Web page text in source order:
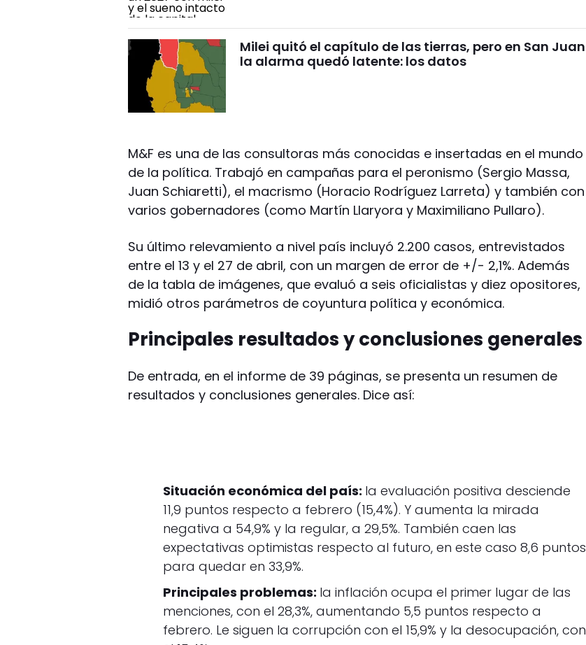
Milei quitó el capítulo de las tierras, pero en San Juan
la alarma quedó latente: los datos
M&F es una de las consultoras más conocidas e insertadas en el mundo
de la política. Trabajó en campañas para el peronismo (Sergio Massa,
Juan Schiaretti), el macrismo (Horacio Rodríguez Larreta) y también con
varios gobernadores (como Martín Llaryora y Maximiliano Pullaro).
Su último relevamiento a nivel país incluyó 2.200 casos, entrevistados
entre el 13 y el 27 de abril, con un margen de error de +/- 2,1%. Además
de la tabla de imágenes, que evaluó a seis oficialistas y diez opositores,
midió otros parámetros de coyuntura política y económica.
Principales resultados y conclusiones generales
De entrada, en el informe de 39 páginas, se presenta un resumen de
resultados y conclusiones generales. Dice así:
Situación económica del país: la evaluación positiva desciende
11,9 puntos respecto a febrero (15,4%). Y aumenta la mirada
negativa a 54,9% y la regular, a 29,5%. También caen las
expectativas optimistas respecto al futuro, en este caso 8,6 puntos
para quedar en 33,9%.
Principales problemas: la inflación ocupa el primer lugar de las
menciones, con el 28,3%, aumentando 5,5 puntos respecto a
febrero. Le siguen la corrupción con el 15,9% y la desocupación, con